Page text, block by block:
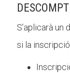
S’aplicarà
si la